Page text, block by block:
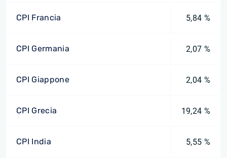
CPI Francia 5,84 %
CPI Germania 2,07 %
CPI Giappone 2,04 %
CPI Grecia 19,24 %
CPI India 5,55 %